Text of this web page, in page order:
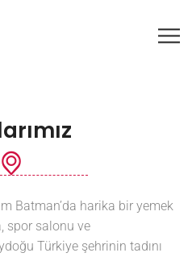
Batman’da harika bir yemek
spor salonu ve
Türkiye şehrinin tadını